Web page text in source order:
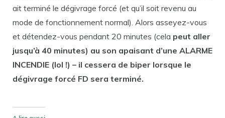
ait terminé le dégivrage forcé (et qu’il soit revenu au
mode de fonctionnement normal). Alors asseyez-vous
et détendez-vous pendant 20 minutes (cela peut aller
jusqu’à 40 minutes) au son apaisant d’une ALARME
INCENDIE (lol !) – il cessera de biper lorsque le
dégivrage forcé FD sera terminé.